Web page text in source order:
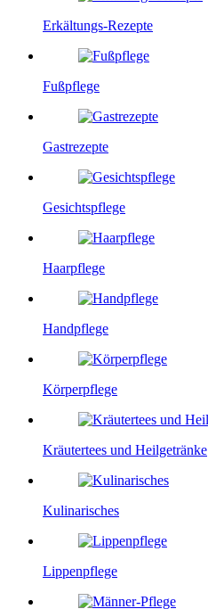
Erkältungs-Rezepte
Fußpflege
Gastrezepte
Gesichtspflege
Haarpflege
Handpflege
Körperpflege
Kräutertees und Heilgetränke
Kulinarisches
Lippenpflege